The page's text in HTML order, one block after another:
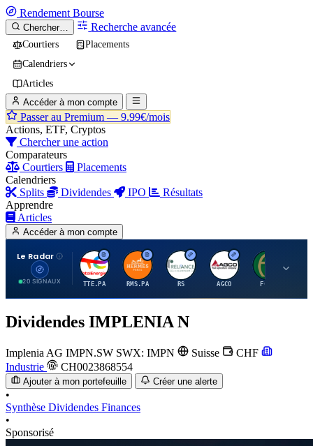
Rendement Bourse
Chercher… Recherche avancée
Courtiers
Placements
Calendriers
Articles
Accéder à mon compte
Passer au Premium — 9.99€/mois
Actions, ETF, Cryptos
Chercher une action
Comparateurs
Courtiers
Placements
Calendriers
Splits
Dividendes IPO
Résultats
Apprendre
Articles
Accéder à mon compte
Le Radar
20 SIGNAUX
T
TTE.PA
H
RMS.PA
R
RS
A
AGCO FCFS
Dividendes IMPLENIA N
Implenia AG IMPN.SW SWX: IMPN Suisse
CHF
Industrie
CH0023868554
Ajouter à mon portefeuille Créer une alerte
•
Synthèse Dividendes Finances
•
Sponsorisé